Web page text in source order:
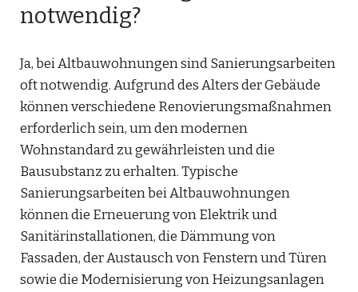
notwendig?
Ja, bei Altbauwohnungen sind Sanierungsarbeiten
oft notwendig. Aufgrund des Alters der Gebäude
können verschiedene Renovierungsmaßnahmen
erforderlich sein, um den modernen
Wohnstandard zu gewährleisten und die
Bausubstanz zu erhalten. Typische
Sanierungsarbeiten bei Altbauwohnungen
können die Erneuerung von Elektrik und
Sanitärinstallationen, die Dämmung von
Fassaden, der Austausch von Fenstern und Türen
sowie die Modernisierung von Heizungsanlagen